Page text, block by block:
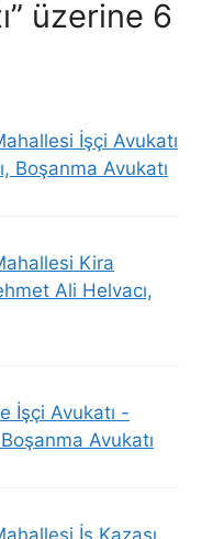
üzerine 6
İşçi Avukatı
Boşanma Avukatı
Kira
Ali Helvacı,
İşçi Avukatı -
Avukatı
İş Kazası